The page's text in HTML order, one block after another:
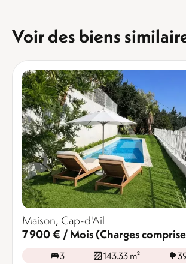
Voir des biens
Maison, Cap-d'Ail
7 900 € / Mois (Charges
3 143.33 m²